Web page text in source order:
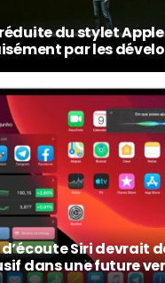
du stylet
par les
Siri devrait
dans une future